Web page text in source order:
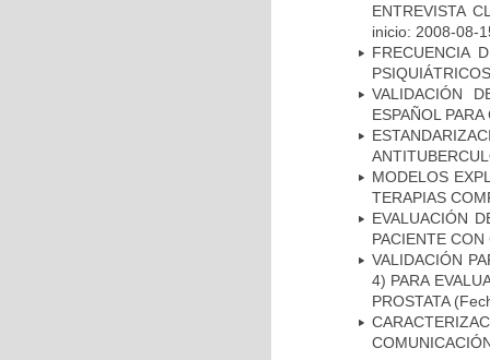
ENTREVISTA
inicio: 2008-08-
FRECUENCIA
VALIDACIÓN
ESPAÑOL
MODELOS
TERAPIAS
EVALUACIÓN
PACIENTE CON
VALIDACIÓN
4) PARA
PROSTATA